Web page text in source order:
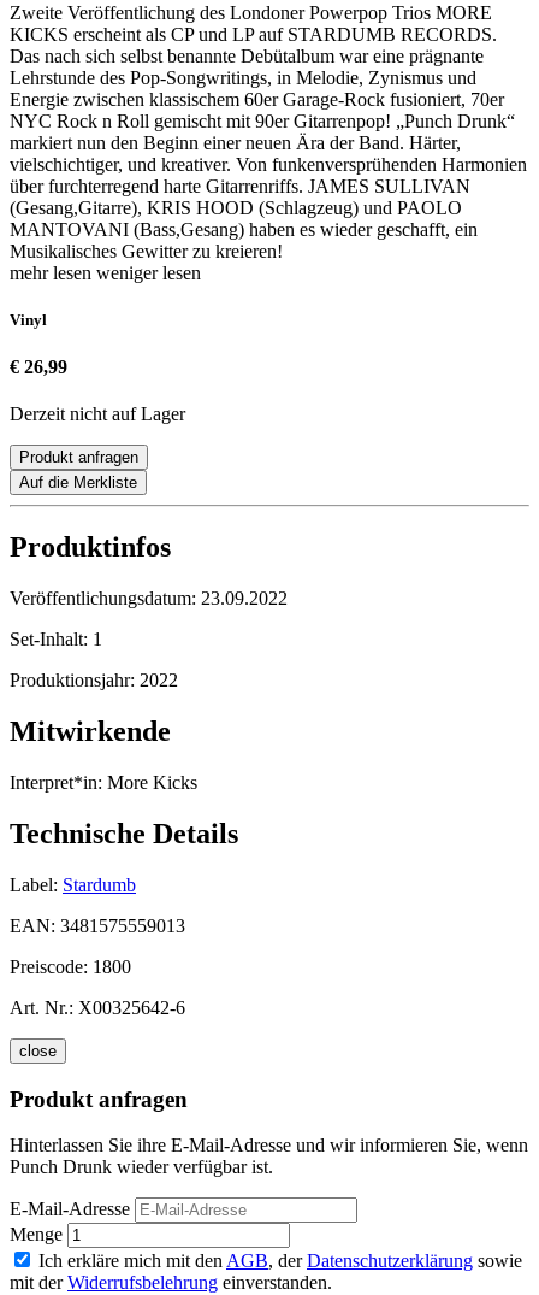
Zweite Veröffentlichung des Londoner Powerpop Trios MORE
KICKS erscheint als CP und LP auf STARDUMB RECORDS.
Das nach sich selbst benannte Debütalbum war eine prägnante
Lehrstunde des Pop-Songwritings, in Melodie, Zynismus und
Energie zwischen klassischem 60er Garage-Rock fusioniert, 70er
NYC Rock n Roll gemischt mit 90er Gitarrenpop! „Punch Drunk“
markiert nun den Beginn einer neuen Ära der Band. Härter,
vielschichtiger, und kreativer. Von funkenversprühenden Harmonien
über furchterregend harte Gitarrenriffs. JAMES SULLIVAN
(Gesang,Gitarre), KRIS HOOD (Schlagzeug) und PAOLO
MANTOVANI (Bass,Gesang) haben es wieder geschafft, ein
Musikalisches Gewitter zu kreieren!
mehr lesen weniger lesen
Vinyl
€ 26,99
Derzeit nicht auf Lager
Produkt anfragen
Auf die Merkliste
Produktinfos
Veröffentlichungsdatum: 23.09.2022
Set-Inhalt: 1
Produktionsjahr: 2022
Mitwirkende
Interpret*in: More Kicks
Technische Details
Label: Stardumb
EAN: 3481575559013
Preiscode: 1800
Art. Nr.: X00325642-6
close
Produkt anfragen
Hinterlassen Sie ihre E-Mail-Adresse und wir informieren Sie, wenn
Punch Drunk wieder verfügbar ist.
E-Mail-Adresse
Menge
Ich erkläre mich mit den AGB, derDatenschutzerklärung sowie
mit derWiderrufsbelehrung einverstanden.